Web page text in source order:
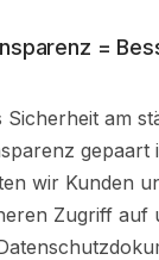
=
Sicherheit am
gepaart
wir Kunden
Zugriff auf